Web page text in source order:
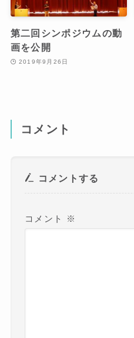
第二回シンポジウムの動
画を公開
2019年9月26日
コメント
コメントする
コメント ※